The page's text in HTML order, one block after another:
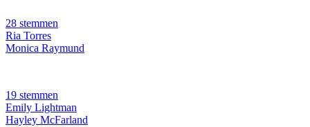
28 stemmen
Ria Torres
Monica Raymund
19 stemmen
Emily Lightman
Hayley McFarland